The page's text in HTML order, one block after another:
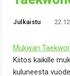
Julkaistu
Mukwan
Kiitos kaikille
kuluneesta